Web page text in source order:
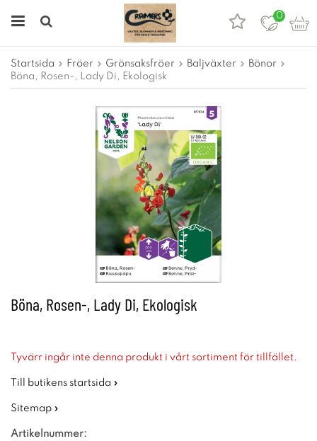
0
Startsida Fröer Grönsaksfröer Baljväxter
Bönor
Böna, Rosen-, Lady Di, Ekologisk
Böna, Rosen-, Lady Di, Ekologisk
Tyvärr ingår inte denna produkt i vårt sortiment för tillfället.
Till butikens startsida »
Sitemap »
Artikelnummer: